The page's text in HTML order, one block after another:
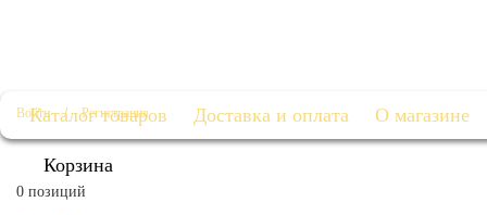
Войти / Регистрация
Корзина
0 позиций
Каталог товаров Доставка и оплата О магазине